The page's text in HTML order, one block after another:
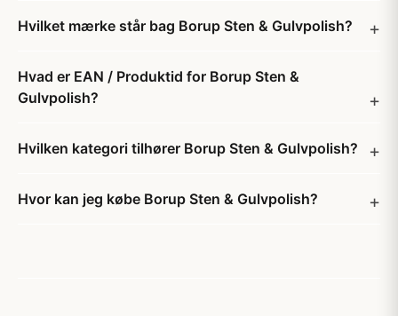
Hvilket mærke står bag Borup Sten & Gulvpolish?
Hvad er EAN / Produktid for Borup Sten &
Gulvpolish?
Hvilken kategori tilhører Borup Sten & Gulvpolish?
Hvor kan jeg købe Borup Sten & Gulvpolish?